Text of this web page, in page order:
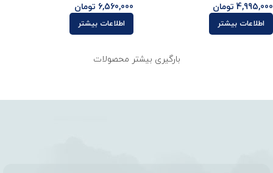
4,995,000 تومان
اطلاعات بیشتر
6,560,000 تومان
اطلاعات بیشتر
بارگیری بیشتر محصولات